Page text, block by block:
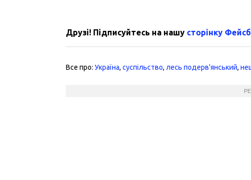
Друзі! Підписуйтесь на нашу сторінку
Все про:Україна,суспільство, лесь подерв'янський,